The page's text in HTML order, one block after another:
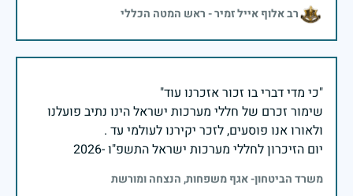
רב אלוף אייל זמיר - ראש המטה הכללי
שימור זכרם של חללי מערכות ישראל הינו נתיב פועלנו
יום הזיכרון לחללי מערכות ישראל התשפ"ו -2026
משרד הביטחון- אגף משפחות, הנצחה ומורשת